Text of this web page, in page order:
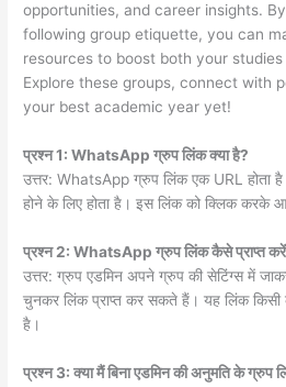
opportunities, and career insights.
following group etiquette, you can
resources to boost both your
Explore these groups, connect with
your best academic year yet!
प्रश्न 1: WhatsApp ग्रुप लिंक क्या है?
उत्तर: WhatsApp ग्रुप लिंक एक URL होता है
होने के लिए होता है। इस लिंक को क्लिक
प्रश्न 2: WhatsApp ग्रुप लिंक कैसे प्राप्त
उत्तर: ग्रुप एडमिन अपने ग्रुप की सेटिंग्स में
चुनकर लिंक प्राप्त कर सकते हैं। यह लिंक किसी
है।
प्रश्न 3: क्या मैं बिना एडमिन की अनुमति के